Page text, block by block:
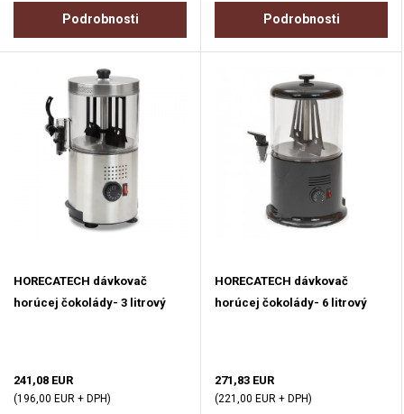
Podrobnosti Podrobnosti
HORECATECH dávkovač
horúcej čokolády- 3 litrový
241,08 EUR
(196,00 EUR + DPH)
HORECATECH dávkovač
horúcej čokolády- 6 litrový
271,83 EUR
(221,00 EUR + DPH)